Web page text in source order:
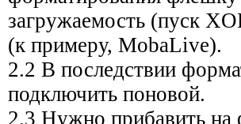
загружаемость (пуск
(к примеру, MobaLive).
2.2 В последствии
подключить поновой.
2.3 Нужно прибавить